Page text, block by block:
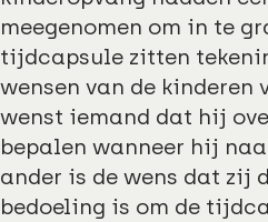
meegenomen om in te
tijdcapsule zitten
wensen van de kinderen
wenst iemand dat hij
bepalen wanneer hij
ander is de wens dat zij
bedoeling is om de